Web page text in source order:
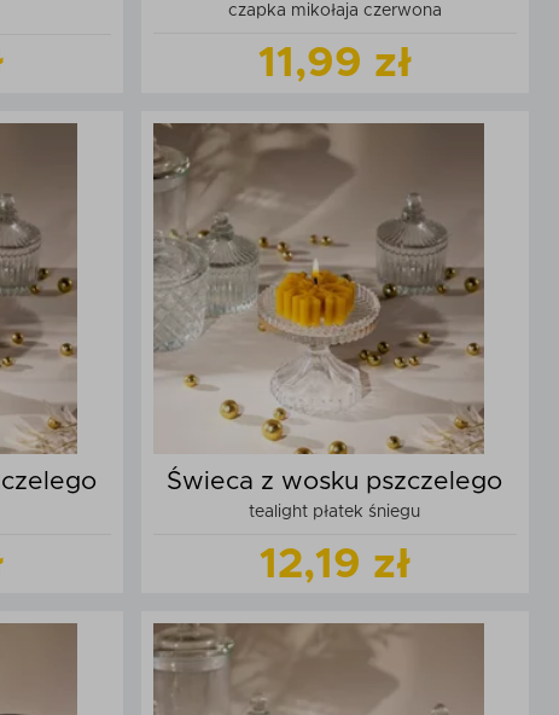
czapka mikołaja czerwona
11,99 zł
Zobacz
Dodaj do koszyka
Świeca z wosku pszczelego
tealight płatek śniegu
12,19 zł
produkt